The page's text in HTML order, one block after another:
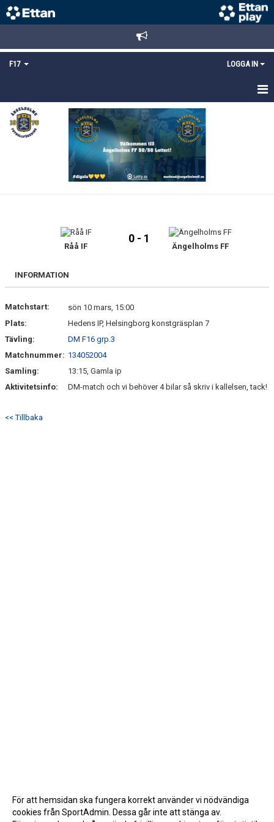
F17 LOGGA IN
HEM
NYHETER
MATCHER
MEDLEMSANMÄLAN
Råå IF
0 - 1
Ängelholms FF
INFORMATION
Matchstart:
sön 10 mars, 15:00
Plats:
Hedens IP, Helsingborg konstgräsplan 7
Tävling:
DM F16 grp.3
Matchnummer: 134052004
Samling:
13:15, Gamla ip
Aktivitetsinfo:
DM-match och vi behöver 4 bilar så skriv i kallelsen, tack!
<< Tillbaka
För att hemsidan ska fungera korrekt använder vi nödvändiga
cookies från SportAdmin. Dessa går inte att stänga av.